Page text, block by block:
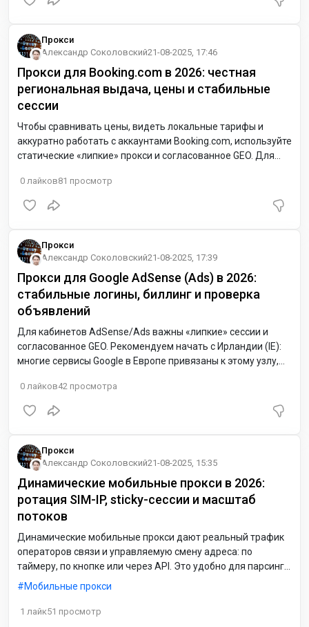
восточное побережье.
Прокси
Александр Соколовский21-08-2025, 17:46
Прокси для Booking.com в 2026: честная
региональная выдача, цены и стабильные
сессии
Чтобы сравнивать цены, видеть локальные тарифы и
аккуратно работать с аккаунтами Booking.com, используйте
статические «липкие» прокси и согласованное GEO. Для
задержка и корректная региональная выдача на карточках
отелей и в поиске.
0 лайков81 просмотр
Прокси
Александр Соколовский21-08-2025, 17:39
Прокси для Google AdSense (Ads) в 2026:
стабильные логины, биллинг и проверка
объявлений
Для кабинетов AdSense/Ads важны «липкие» сессии и
согласованное GEO. Рекомендуем начать с Ирландии (IE):
многие сервисы Google в Европе привязаны к этому узлу,
0 лайков42 просмотра
Прокси
Александр Соколовский21-08-2025, 15:35
Динамические мобильные прокси в 2026:
ротация SIM-IP, sticky-сессии и масштаб
потоков
Динамические мобильные прокси дают реальный трафик
операторов связи и управляемую смену адреса: по
таймеру, по кнопке или через API. Это удобно для парсинга,
мониторинга, предпросмотров, загрузок и стримов. Для
авторизованных действий включайте sticky-режим и не
меняйте IP в активной вкладке.
Мобильные прокси
1 лайк51 просмотр